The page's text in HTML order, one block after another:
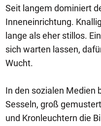
Seit langem dominiert
Inneneinrichtung.
lange als eher stillos.
sich warten lassen,
Wucht.
In den sozialen Medien
Sesseln, groß
und Kronleuchtern die